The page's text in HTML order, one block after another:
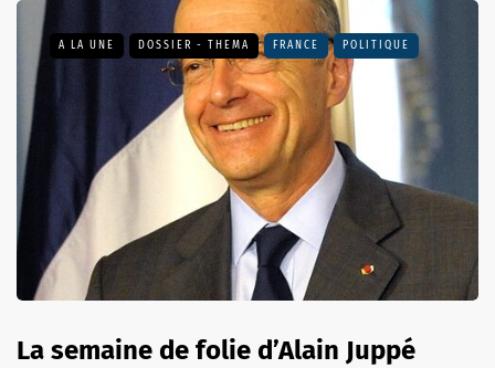
A LA UNE DOSSIER - THEMA FRANCE POLITIQUE
La semaine de folie d’Alain Juppé